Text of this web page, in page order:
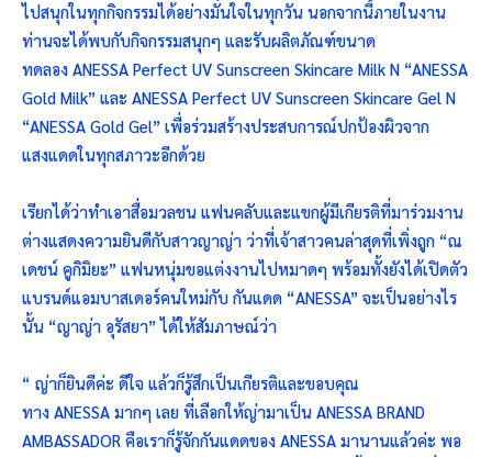
ไปสนุกในทุกกิจกรรมได้อย่างมั่นใจในทุกวัน นอกจากนี้ภายในงาน
ท่านจะได้พบกับกิจกรรมสนุกๆ และรับผลิตภัณฑ์ขนาด
ทดลอง ANESSA Perfect UV Sunscreen Skincare Milk N “ANESSA
Gold Milk” และ ANESSA Perfect UV Sunscreen Skincare Gel N
“ANESSA Gold Gel” เพื่อร่วมสร้างประสบการณ์ปกป้องผิวจาก
แสงแดดในทุกสภาวะอีกด้วย
เรียกได้ว่าทำเอาสื่อมวลชน แฟนคลับและแขกผู้มีเกียรติที่มาร่วมงาน
ต่างแสดงความยินดีกับสาวญาญ่า ว่าที่เจ้าสาวคนล่าสุดที่เพิ่งถูก “ณ
เดชน์ คูกิมิยะ” แฟนหนุ่มขอแต่งงานไปหมาดๆ พร้อมทั้งยังได้เปิดตัว
แบรนด์แอมบาสเดอร์คนใหม่กับ กันแดด “ANESSA” จะเป็นอย่างไร
นั้น “ญาญ่า อุรัสยา” ได้ให้สัมภาษณ์ว่า
“ ญ่าก็ยินดีค่ะ ดีใจ แล้วก็รู้สึกเป็นเกียรติและขอบคุณ
ทาง ANESSA มากๆ เลย ที่เลือกให้ญ่ามาเป็น ANESSA BRAND
AMBASSADOR คือเราก็รู้จักกันแดดของ ANESSA มานานแล้วค่ะ พอ